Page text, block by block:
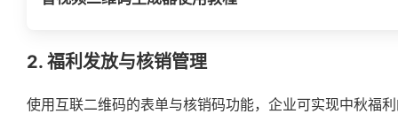
2. 福利发放与核销管理
使用互联二维码的表单与核销码功能，企业可实现中秋福